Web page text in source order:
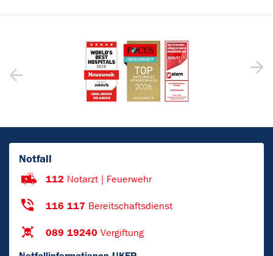
Notfall
112 Notarzt | Feuerwehr
116 117 Bereitschaftsdienst
089 19240 Vergiftung